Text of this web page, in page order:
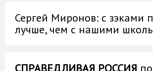
Сергей Миронов: с зэками
лучше, чем с нашими
СПРАВЕДЛИВАЯ РОССИЯ